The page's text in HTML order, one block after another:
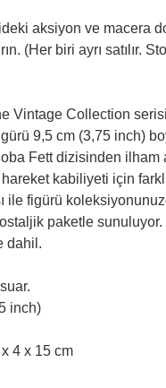
aksiyon ve macera
(Her biri ayrı satılır.
Vintage Collection
9,5 cm (3,75 inch)
Fett dizisinden ilham
kabiliyeti için
ile figürü
paketle sunuluyor.
dahil.
inch)
4 x 15 cm